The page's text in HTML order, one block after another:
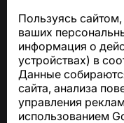
Пользуясь
ваших
информация о
устройствах) в
Данные
сайта, анализа
управления
использованием
Для запросов по
Центр поддержки
Новости и статьи
О проекте